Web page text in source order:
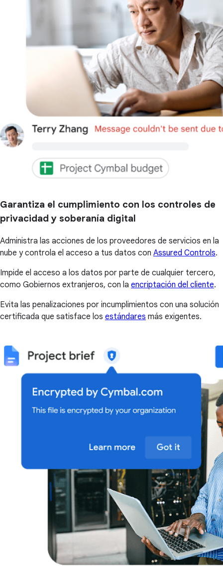
Garantiza el cumplimiento con los controles de
privacidad y soberanía digital
Administra las acciones de los proveedores de servicios en la
nube y controla el acceso a tus datos con Assured Controls.
Impide el acceso a los datos por parte de cualquier tercero,
como Gobiernos extranjeros, con la encriptación del cliente.
Evita las penalizaciones por incumplimientos con una solución
certificada que satisface los estándares más exigentes.